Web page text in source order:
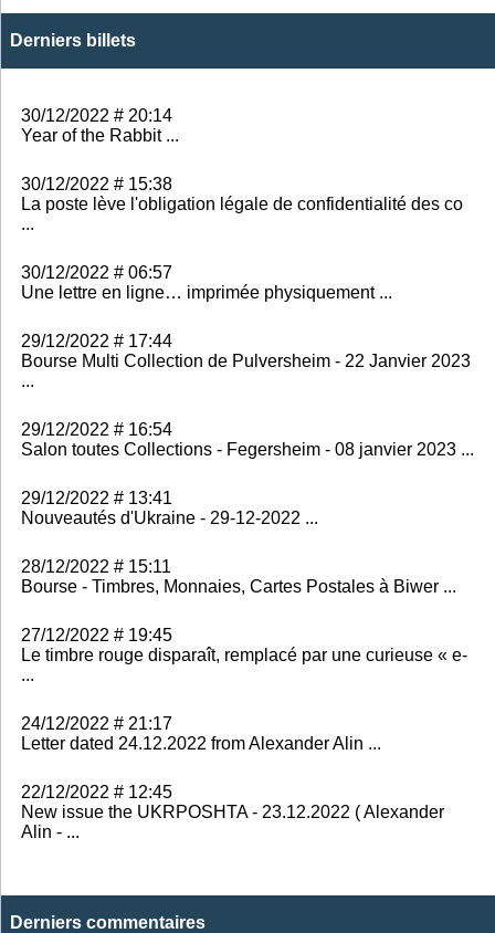
Derniers billets
30/12/2022 # 20:14
Year of the Rabbit ...
30/12/2022 # 15:38
La poste lève l'obligation légale de confidentialité des co
...
30/12/2022 # 06:57
Une lettre en ligne… imprimée physiquement ...
29/12/2022 # 17:44
Bourse Multi Collection de Pulversheim - 22 Janvier 2023
...
29/12/2022 # 16:54
Salon toutes Collections - Fegersheim - 08 janvier 2023 ...
29/12/2022 # 13:41
Nouveautés d'Ukraine - 29-12-2022 ...
28/12/2022 # 15:11
Bourse - Timbres, Monnaies, Cartes Postales à Biwer ...
27/12/2022 # 19:45
Le timbre rouge disparaît, remplacé par une curieuse « e-
...
24/12/2022 # 21:17
Letter dated 24.12.2022 from Alexander Alin ...
22/12/2022 # 12:45
New issue the UKRPOSHTA - 23.12.2022 ( Alexander
Alin - ...
Derniers commentaires